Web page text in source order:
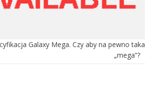
Galaxy Mega. Czy aby na pewno taka
„mega”?